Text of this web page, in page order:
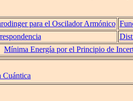
para el Oscilador Armónico
Mínima Energía por el Principio de
Cuántica